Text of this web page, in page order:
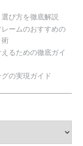
び方を徹底解説
ームのおすすめの
術
るための徹底ガイ
の実現ガイド